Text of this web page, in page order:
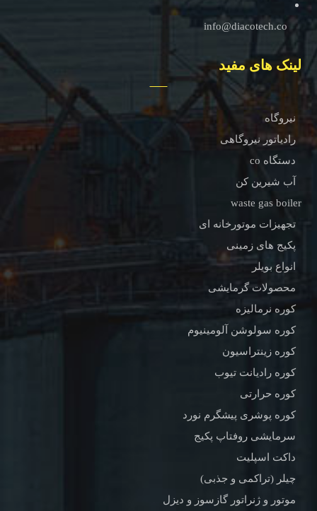
info@diacotech.co
لینک های مفید
نیروگاه
رادیاتور نیروگاهی
دستگاه co
آب شیرین کن
waste gas boiler
تجهیزات موتورخانه ای
پکیج های زمینی
انواع بویلر
محصولات گرمایشی
کوره نرمالیزه
کوره سولوشن آلومینیوم
کوره زینتراسیون
کوره رادیانت تیوب
کوره حرارتی
کوره پوشری پیشگرم نورد
سرمایشی روفتاپ پکیج
داکت اسپلیت
چیلر (تراکمی و جذبی)
موتور و ژنراتور گازسوز و دیزل